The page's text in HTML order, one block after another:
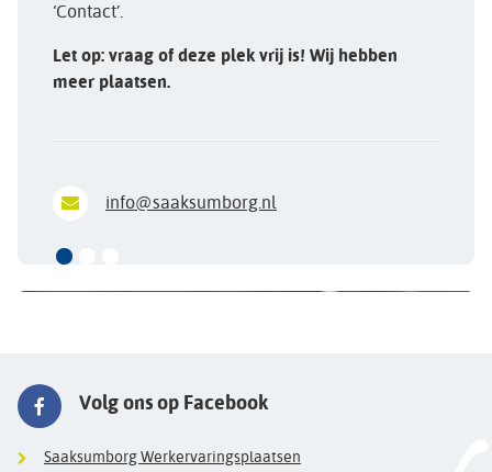
‘Contact’.
Let op: vraag of deze plek vrij is! Wij hebben
meer plaatsen.
info@saaksumborg.nl
Volg ons op Facebook
Saaksumborg Werkervaringsplaatsen